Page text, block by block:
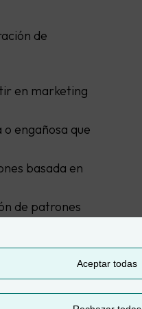
Aceptar todas
de
en marketing
engañosa que
basada en
de patrones
en